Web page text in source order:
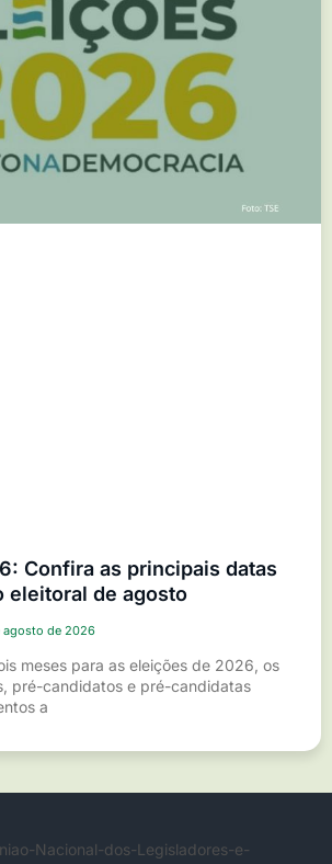
Confira as principais datas
eleitoral de agosto
agosto de 2026
meses para as eleições de 2026, os
pré-candidatos e pré-candidatas
a